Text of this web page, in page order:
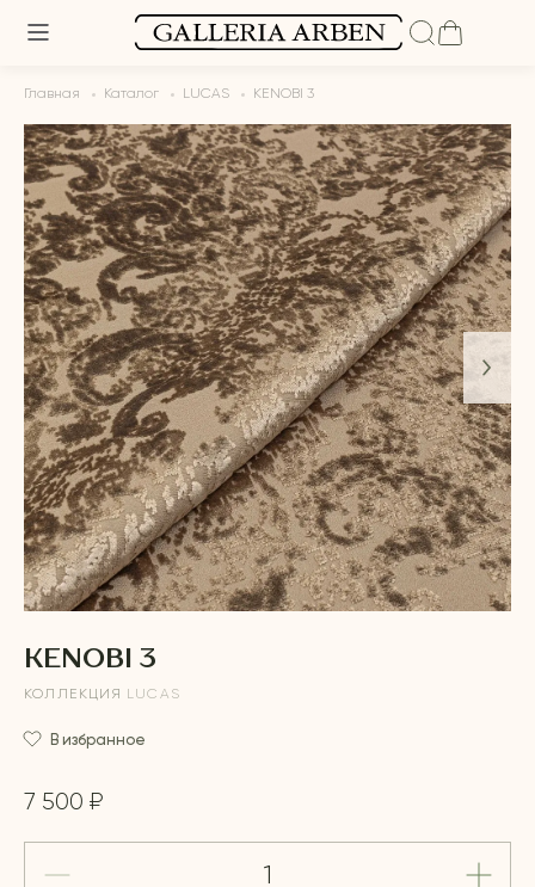
Главная Каталог LUCAS KENOBI 3
KENOBI 3
КОЛЛЕКЦИЯ LUCAS
В избранное
7 500 ₽